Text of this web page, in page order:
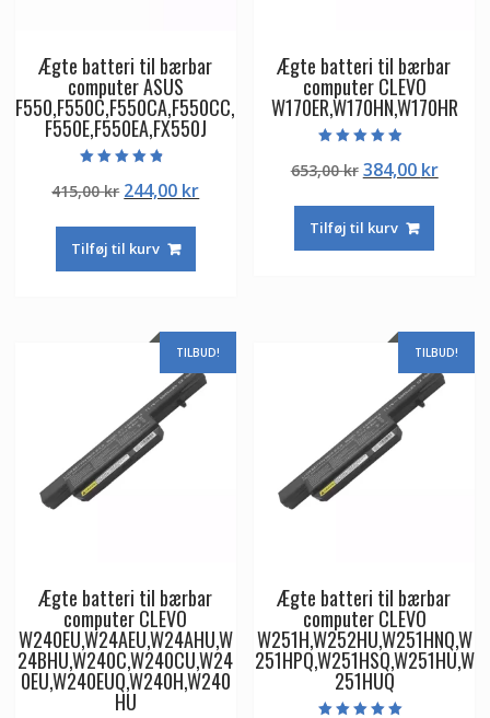
Ægte batteri til bærbar
computer ASUS
F550,F550C,F550CA,F550CC,
F550E,F550EA,FX550J
4.50
ud af 5
415,00kr Den
pris
var:
244,00 krDen
Tilføj til kurv
Ægte batteri til bærbar
computer CLEVO
W170ER,W170HN,W170HR
4.50
ud af 5
653,00kr Den
pris
var:
384,00 krDen
Tilføj til kurv
TILBUD!
Ægte batteri til bærbar
computer CLEVO
W240EU,W24AEU,W24AHU,W
24BHU,W240C,W240CU,W24
0EU,W240EUQ,W240H,W240
HU
TILBUD!
Ægte batteri til bærbar
computer CLEVO
W251H,W252HU,W251HNQ,W
251HPQ,W251HSQ,W251HU,W
251HUQ